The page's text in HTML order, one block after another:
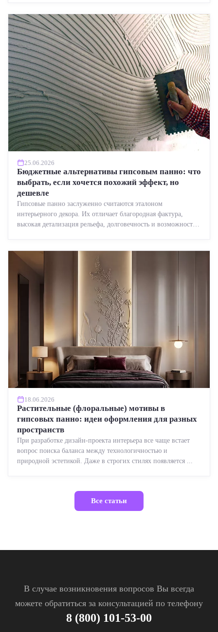
25.06.2026
Бюджетные альтернативы гипсовым панно: что
выбрать, если хочется похожий эффект, но
дешевле
Гипсовые панно заслуженно считаются эталоном
интерьерного декора. Их отличает благородная фактура,
высокая детализация рельефа, долговечность и возможность
18.06.2026
Растительные (флоральные) мотивы в
гипсовых панно: идеи оформления для разных
пространств
При разработке дизайн-проекта интерьера все чаще встает
вопрос поиска баланса между технологичностью и
природной эстетикой. Даже в строгих стилях появляется ...
Все статьи
В случае возникновения вопросов Вы всегда
можете обратиться за консультацией по телефону
8 (800) 101-53-00